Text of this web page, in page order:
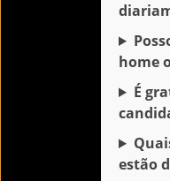
home
É
estão